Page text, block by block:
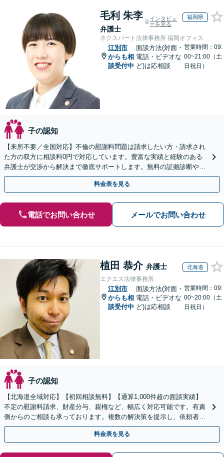
毛利 朱李
弁護士
インタビュ
ーを見る
福岡県
ネクスパート法律事務所 福岡オフィス
江別市
からも相
談受付中
面談方法(対面・
電話・ビデオな
ど)は応相談
営業時間：09:
00~21:00（土
日祝日）
子の認知
【来所不要／全国対応】不倫の慰謝料問題は請求したい方・請求され
た方の双方に相談料0円で対応しています。豊富な実績と経験のある
弁護士が交渉から解決まで徹底サポートします。無料の証拠診断や着
手金の返還保証もありますので安心してご相談ください。
料金表を見る
電話でお問い合わせ メールでお問い合わせ
植田 恭介 弁護士 北海道
エクエス法律事務所
江別市
からも相
談受付中
面談方法(対面・
電話・ビデオな
ど)は応相談
営業時間：09:
00~20:00（土
日祝日）
子の認知
【北海道全域対応】【初回相談無料】【通算1,000件超の面談実績】
不定の慰謝料請求、財産分与、親権など、幅広く対応可能です。有責
側からのご相談も承っております。複数の解決策を提示し、依頼者さ
まが納得されるゴールを目指して尽力いたします。
料金表を見る